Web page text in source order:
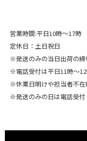
営業時間:平日10時～17時
定休日：土日祝日
※発送のみの当日出荷の
※電話受付は平日11時～
※休業日明けや担当者不在
※発送のみの日は電話受付